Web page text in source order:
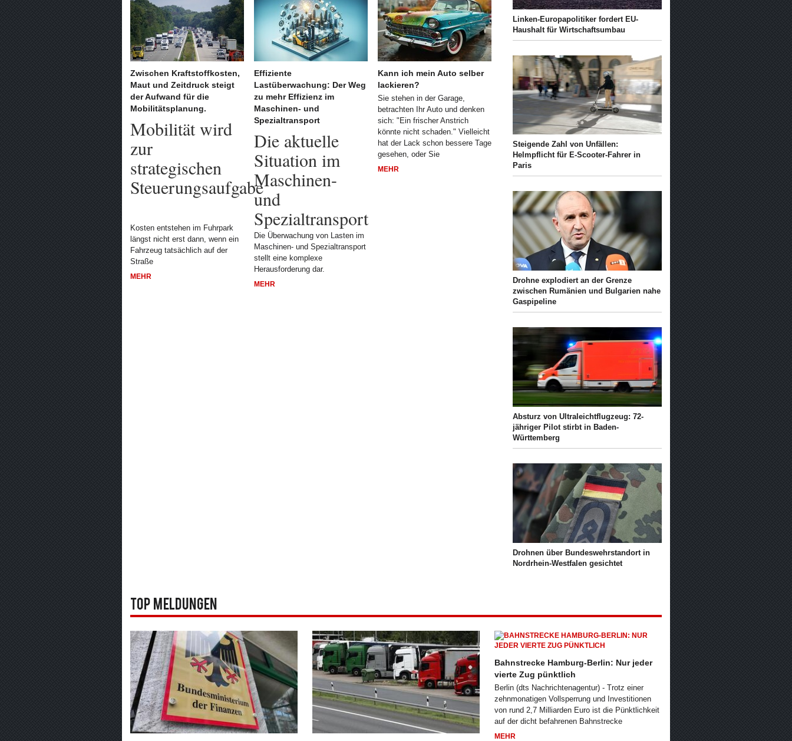
Zwischen Kraftstoffkosten,
Maut und Zeitdruck steigt
der Aufwand für die
Mobilitätsplanung.
Mobilität wird
zur
strategischen
Steuerungsaufgabe
Kosten entstehen im Fuhrpark
längst nicht erst dann, wenn ein
Fahrzeug tatsächlich auf der
Straße
MEHR
Effiziente
Lastüberwachung: Der Weg
zu mehr Effizienz im
Maschinen- und
Spezialtransport
Die aktuelle
Situation im
Maschinen-
und
Spezialtransport
Die Überwachung von Lasten im
Maschinen- und Spezialtransport
stellt eine komplexe
Herausforderung dar.
MEHR
Kann ich mein Auto selber
lackieren?
Sie stehen in der Garage,
betrachten Ihr Auto und denken
sich: "Ein frischer Anstrich
könnte nicht schaden." Vielleicht
hat der Lack schon bessere Tage
gesehen, oder Sie
MEHR
Linken-Europapolitiker fordert EU-
Haushalt für Wirtschaftsumbau
Steigende Zahl von Unfällen:
Helmpflicht für E-Scooter-Fahrer in
Paris
Drohne explodiert an der Grenze
zwischen Rumänien und Bulgarien nahe
Gaspipeline
Absturz von Ultraleichtflugzeug: 72-
jähriger Pilot stirbt in Baden-
Württemberg
Drohnen über Bundeswehrstandort in
Nordrhein-Westfalen gesichtet
Top Meldungen
Bahnstrecke Hamburg-Berlin: Nur jeder
vierte Zug pünktlich
Berlin (dts Nachrichtenagentur) - Trotz einer
zehnmonatigen Vollsperrung und Investitionen
von rund 2,7 Milliarden Euro ist die Pünktlichkeit
auf der dicht befahrenen Bahnstrecke
MEHR